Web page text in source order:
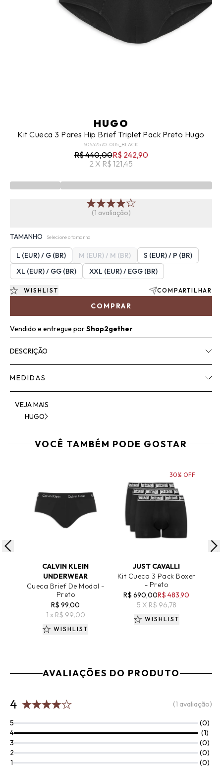
HUGO
Kit Cueca 3 Pares Hip Brief Triplet Pack Preto Hugo
50532570-005_BLACK
R$ 440,00R$ 242,90
2 X R$ 121,45
(1 avaliação)
TAMANHO Selecione o tamanho
L (EUR) / G (BR) M (EUR) / M (BR)
S (EUR) / P (BR)
XL (EUR) / GG (BR)
XXL (EUR) / EGG (BR)
COMPRAR
WISHLIST COMPARTILHAR
Vendido e entregue porShop2gether
DESCRIÇÃO
MEDIDAS
VEJA MAIS
HUGO
VOCÊ TAMBÉM PODE GOSTAR
CALVIN KLEIN
UNDERWEAR
Cueca Brief De Modal -
Preto
R$ 99,00
1 x R$ 99,00
WISHLIST
JUST CAVALLI
Kit Cueca 3 Pack Boxer
- Preto
R$ 690,00R$ 483,90
5 X R$ 96,78
30% OFF
WISHLIST
AVALIAÇÕES DO PRODUTO
4 (1 avaliação)
5
(0)
4
(1)
3
(0)
2
(0)
1
(0)